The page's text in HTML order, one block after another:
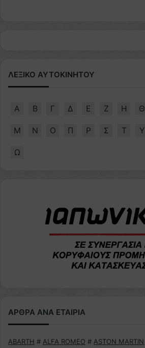
ΛΕΞΙΚΟ ΑΥΤΟΚΙΝΗΤΟΥ
Α Β Γ Δ Ε Ζ Η Θ
Μ Ν Ο Π Ρ Σ Τ Υ
Ω
ΑΡΘΡΑ ΑΝΑ ΕΤΑΙΡΙΑ
ABARTH # ALFA ROMEO # ASTON MARTIN